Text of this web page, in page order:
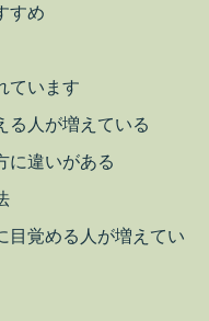
すめ
ています
る人が増えている
に違いがある
目覚める人が増えてい